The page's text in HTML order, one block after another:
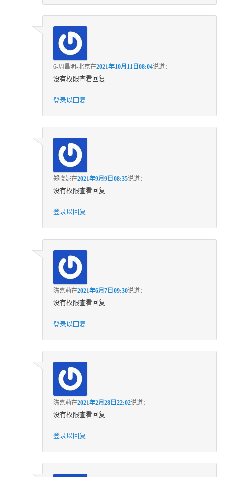
6-周昌明-北京在2021年10月11日08:04说道：
没有权限查看回复
登录以回复
郑晓妮在2021年9月9日08:35说道：
没有权限查看回复
登录以回复
陈嘉莉在2021年6月7日09:30说道：
没有权限查看回复
登录以回复
陈嘉莉在2021年2月28日22:02说道：
没有权限查看回复
登录以回复